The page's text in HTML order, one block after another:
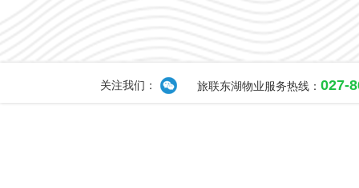
关注我们： 旅联东湖物业服务热线： 027-